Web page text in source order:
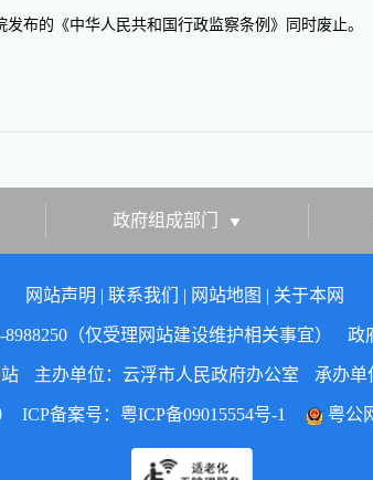
发布的《中华人民共和国行政监察条例》同时废止。
政府组成部门
网站声明 | 联系我们 | 网站地图 | 关于本网
（仅受理网站建设维护相关事宜） 政
主办单位：云浮市人民政府办公室 承办单
ICP备案号： 粤ICP备09015554号-1 粤公